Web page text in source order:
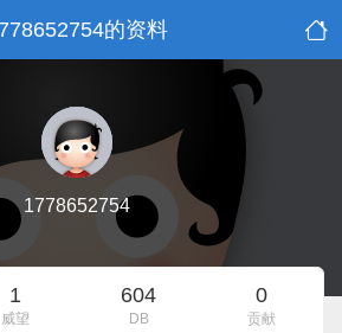
的资料
1778652754
1
威望
604
DB
0
贡献